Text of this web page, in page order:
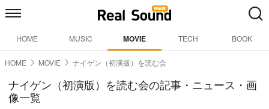
HOME MUSIC MOVIE TECH BOOK
HOME MOVIE ナイゲン（初演版）を読む会
ナイゲン（初演版）を読む会の記事・ニュース・画
像一覧